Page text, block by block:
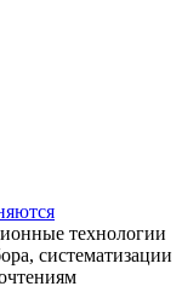
технологии
систематизации